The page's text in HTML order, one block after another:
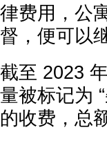
律费用，公
督，便可以
截至 2023
量被标记为
的收费，总